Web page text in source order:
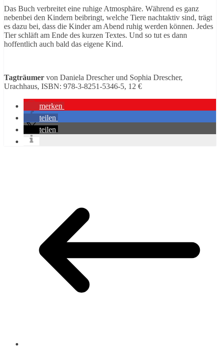
Das Buch verbreitet eine ruhige Atmosphäre. Während es ganz
nebenbei den Kindern beibringt, welche Tiere nachtaktiv sind, trägt
es dazu bei, dass die Kinder am Abend ruhig werden können. Jedes
Tier schläft am Ende des kurzen Textes. Und so tut es dann
hoffentlich auch bald das eigene Kind.
Tagträumer von Daniela Drescher und Sophia Drescher,
Urachhaus, ISBN: 978-3-8251-5346-5, 12 €
merken
teilen
teilen